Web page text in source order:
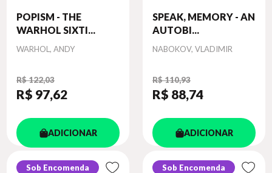
POPISM - THE
WARHOL SIXTI...
Autor
WARHOL, ANDY
R$ 122,03
R$ 97,62
ADICIONAR
SPEAK, MEMORY - AN
AUTOBI...
Autor
NABOKOV, VLADIMIR
R$ 110,93
R$ 88,74
ADICIONAR
Sob Encomenda
Sob Encomenda